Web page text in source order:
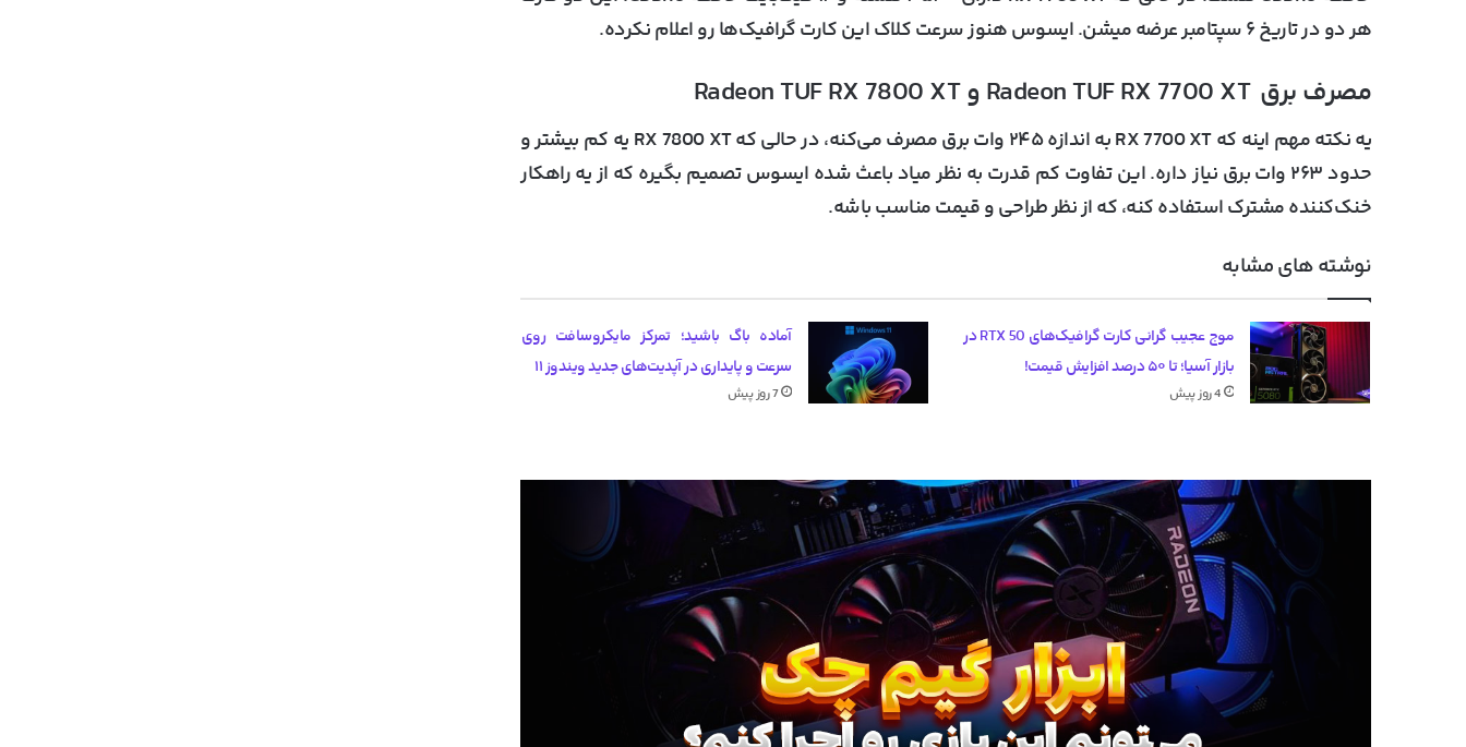
هر دو در تاریخ ۶ سپتامبر عرضه میشن. ایسوس هنوز سرعت کلاک این کارت گرافیک‌ها رو اعلام نکرده.
مصرف برق Radeon TUF RX 7700 XT و Radeon TUF RX 7800 XT
یه نکته‌ مهم اینه که RX 7700 XT به اندازه ۲۴۵ وات برق مصرف می‌کنه، در حالی که RX 7800 XT یه کم بیشتر و
حدود ۲۶۳ وات برق نیاز داره. این تفاوت کم قدرت به نظر میاد باعث شده ایسوس تصمیم بگیره که از یه راهکار
خنک‌کننده مشترک استفاده کنه، که از نظر طراحی و قیمت مناسب باشه.
نوشته های مشابه
موج عجیب گرانی کارت گرافیک‌های RTX 50 در
بازار آسیا؛ تا ۵۰ درصد افزایش قیمت!
4 روز پیش
آماده باگ باشید؛ تمرکز مایکروسافت روی
سرعت و پایداری در آپدیت‌های جدید ویندوز ۱۱
7 روز پیش